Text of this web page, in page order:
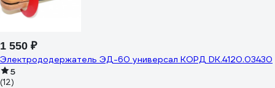
1 550 ₽
Электрододержатель ЭД-60 универсал КОРД DK.4120.03430
5
(12)